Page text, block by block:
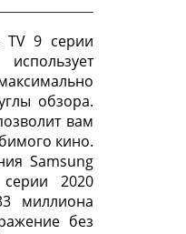
TV 9 серии
обзора.
вам
кино.
Samsung
2020
миллиона
без